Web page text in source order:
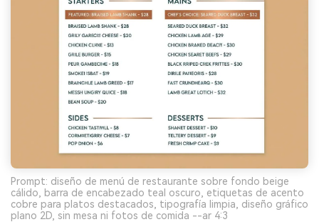
Prompt: diseño de menú de restaurante sobre fondo beige
cálido, barra de encabezado teal oscuro, etiquetas de acento
cobre para platos destacados, tipografía limpia, diseño gráfico
plano 2D, sin mesa ni fotos de comida --ar 4:3